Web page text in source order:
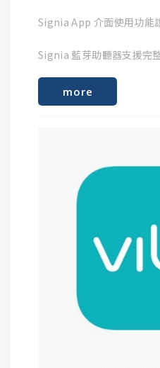
步驟3 :
並開啟右耳助聽器，接續
一樣仍需聽到確認提示音
尋找您的第一部Vibe助聽器
*遠端調整支援部分Vibe助
Signia App 介面使用功能
Signia 藍芽助聽器支援完
藍芽助聽器與Signia App配
https://
音量調整功能
上下移動音量調整鈕，即
more